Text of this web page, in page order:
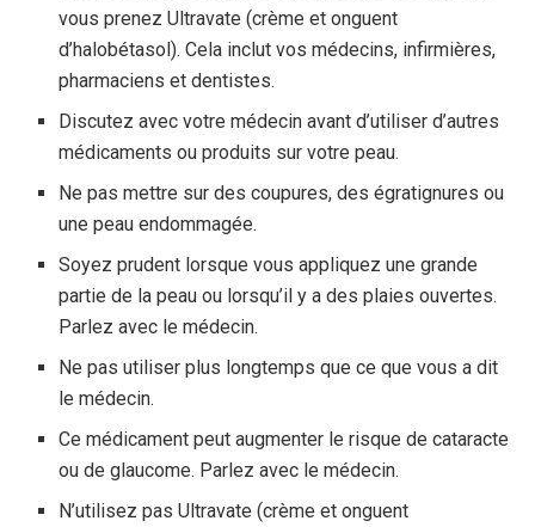
vous prenez Ultravate (crème et onguent
d’halobétasol). Cela inclut vos médecins, infirmières,
pharmaciens et dentistes.
Discutez avec votre médecin avant d’utiliser d’autres
médicaments ou produits sur votre peau.
Ne pas mettre sur des coupures, des égratignures ou
une peau endommagée.
Soyez prudent lorsque vous appliquez une grande
partie de la peau ou lorsqu’il y a des plaies ouvertes.
Parlez avec le médecin.
Ne pas utiliser plus longtemps que ce que vous a dit
le médecin.
Ce médicament peut augmenter le risque de cataracte
ou de glaucome. Parlez avec le médecin.
N’utilisez pas Ultravate (crème et onguent